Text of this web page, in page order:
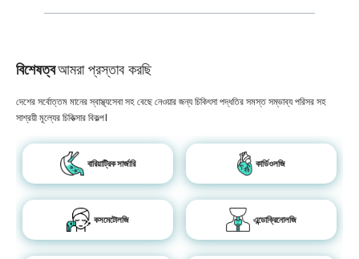
বিশেষত্বআমরা প্রস্তাব করছি
দেশের সর্বোত্তম মানের স্বাস্থ্যসেবা সহ বেছে নেওয়ার জন্য চিকিৎসা পদ্ধতির সমস্ত সম্ভাব্য পরিসর সহ
সাশ্রয়ী মূল্যের চিকিত্সার বিকল্প।
বারিয়াট্রিক সার্জারি কার্ডিওলজি
কসমেটোলজি এন্ডোক্রিনোলজি